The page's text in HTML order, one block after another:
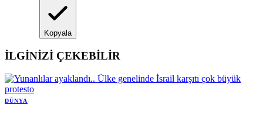
Kopyala
İLGİNİZİ ÇEKEBİLİR
DÜNYA